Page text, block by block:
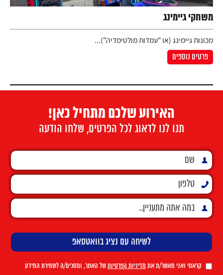
משחקי גיימינג
מכונות גיימינג (או "עמדות מולטימדיה")...
פרטים נוספים
האירוע שלכם מתחיל כאן!
תנו לנו לדאוג לכל הפרטים, שלחו הודעה
קראתי ואני מאשר/ת את מדיניות הפרטיותשל האתר, ומסכים/ה לשמירת המידע